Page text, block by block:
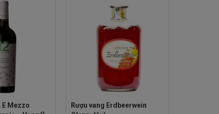
E Mezzo
Rượu vang Erdbeerwein